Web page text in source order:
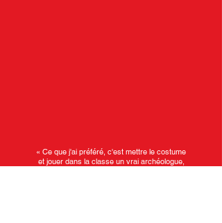
« Ce que j'ai préféré, c'est mettre le costume
et jouer dans la classe un vrai archéologue,